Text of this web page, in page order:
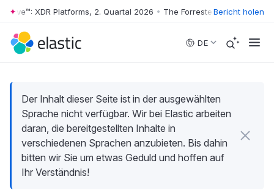
Skip to main content
XDR Platforms, 2. Quartal 2026 • The Forrester Wave™: XDR
Bericht holen
DE
Der Inhalt dieser Seite ist in der ausgewählten
Sprache nicht verfügbar. Wir bei Elastic arbeiten
daran, die bereitgestellten Inhalte in
verschiedenen Sprachen anzubieten. Bis dahin
bitten wir Sie um etwas Geduld und hoffen auf
Ihr Verständnis!